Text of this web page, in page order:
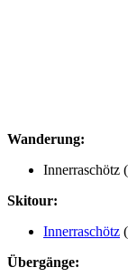
Wanderung:
Innerraschötz
Skitour:
Innerraschötz
Übergänge: